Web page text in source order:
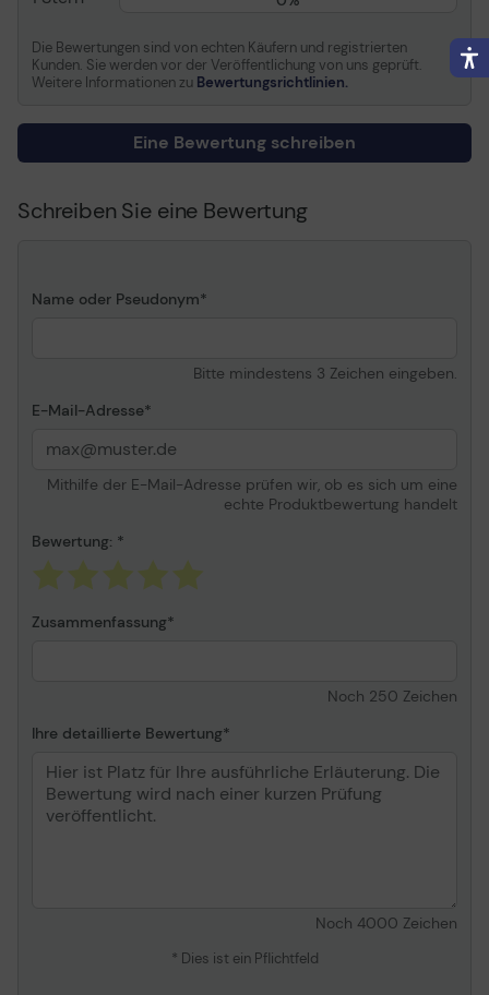
Entwickelt für
Epson Stylus Pro 7900,
Pro 7900 AGFA, Pro
Designer Edition
Die Bewertungen sind von echten Käufern und registrierten
Kunden. Sie werden vor der Veröffentlichung von uns geprüft.
Weitere Informationen zu Bewertungsrichtlinien.
Eine Bewertung schreiben
Schreiben Sie eine Bewertung
Name oder Pseudonym
Bitte mindestens 3 Zeichen eingeben.
E-Mail-Adresse
Mithilfe der E-Mail-Adresse prüfen wir, ob es sich um eine
echte Produktbewertung handelt
Bewertung:
Zusammenfassung
Noch 250 Zeichen
Ihre detaillierte Bewertung
Noch 4000 Zeichen
* Dies ist ein Pflichtfeld